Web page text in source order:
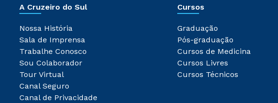
A Cruzeiro do Sul
Nossa História
Sala de Imprensa
Trabalhe Conosco
Sou Colaborador
Tour Virtual
Canal Seguro
Canal de Privacidade
Cursos
Graduação
Pós-graduação
Cursos de Medicina
Cursos Livres
Cursos Técnicos